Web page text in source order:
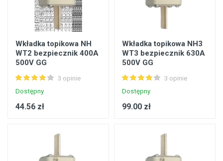
Wkładka topikowa NH
WT2 bezpiecznik 400A
500V GG
3 opinie
Dostępny
44.56 zł
Wkładka topikowa NH3
WT3 bezpiecznik 630A
500V GG
3 opinie
Dostępny
99.00 zł